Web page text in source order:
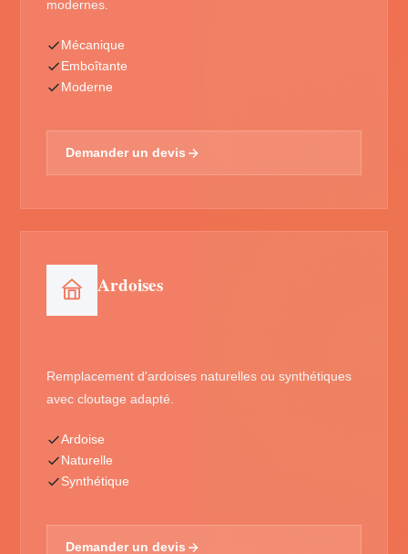
modernes.
Mécanique
Emboîtante
Moderne
Demander un devis
Ardoises
Remplacement d'ardoises naturelles ou synthétiques
avec cloutage adapté.
Ardoise
Naturelle
Synthétique
Demander un devis